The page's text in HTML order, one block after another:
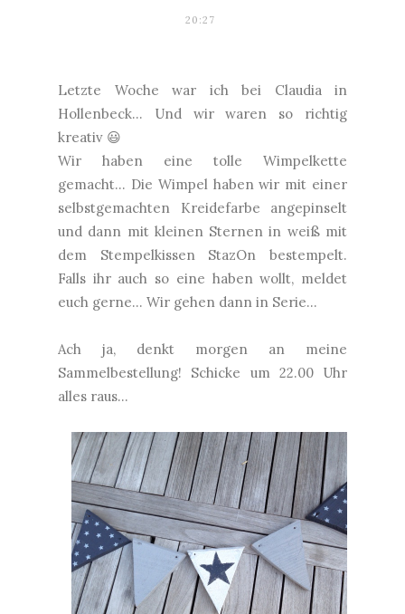
20:27
Letzte Woche war ich bei Claudia in
Hollenbeck... Und wir waren so richtig
kreativ 😃
Wir haben eine tolle Wimpelkette
gemacht... Die Wimpel haben wir mit einer
selbstgemachten Kreidefarbe angepinselt
und dann mit kleinen Sternen in weiß mit
dem Stempelkissen StazOn bestempelt.
Falls ihr auch so eine haben wollt, meldet
euch gerne... Wir gehen dann in Serie...
Ach ja, denkt morgen an meine
Sammelbestellung! Schicke um 22.00 Uhr
alles raus...